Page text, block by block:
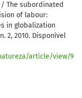
The subordinated
of labour:
in globalization
2, 2010. Disponível
article/view/9